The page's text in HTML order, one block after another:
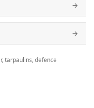
→
→
tarpaulins, defence